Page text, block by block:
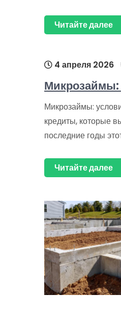
Читайте далее
4 апреля 2026
Микрозаймы:
Микрозаймы:
кредиты, которые
последние годы
Читайте далее